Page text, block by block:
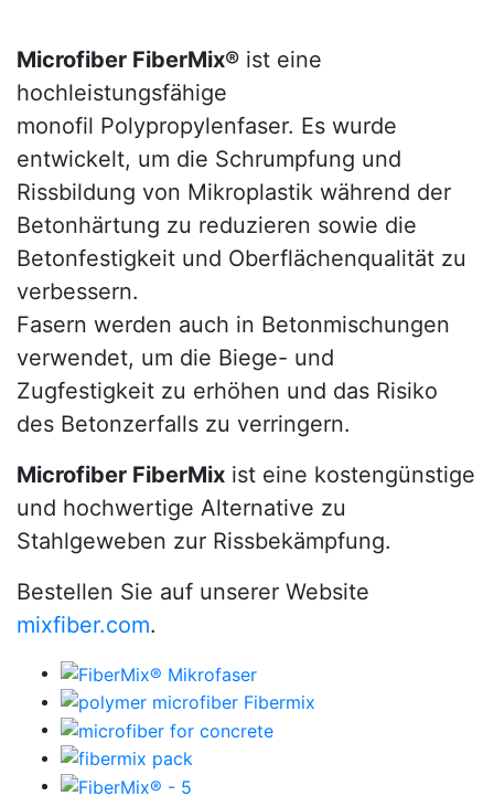
Microfiber FiberMix® ist eine
hochleistungsfähige
monofil Polypropylenfaser. Es wurde
entwickelt, um die Schrumpfung und
Rissbildung von Mikroplastik während der
Betonhärtung zu reduzieren sowie die
Betonfestigkeit und Oberflächenqualität zu
verbessern.
Fasern werden auch in Betonmischungen
verwendet, um die Biege- und
Zugfestigkeit zu erhöhen und das Risiko
des Betonzerfalls zu verringern.
Microfiber FiberMix ist eine kostengünstige
und hochwertige Alternative zu
Stahlgeweben zur Rissbekämpfung.
Bestellen Sie auf unserer Website
mixfiber.com.